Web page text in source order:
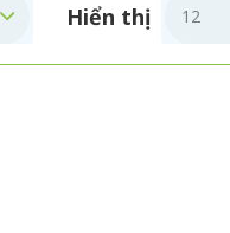
Hiển thị